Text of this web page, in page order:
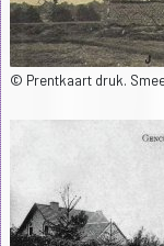
© Prentkaart druk.